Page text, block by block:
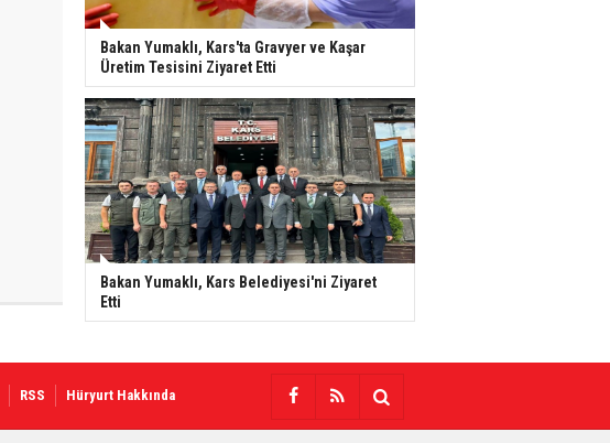
Bakan Yumaklı, Kars'ta Gravyer ve Kaşar
Üretim Tesisini Ziyaret Etti
Bakan Yumaklı, Kars Belediyesi'ni Ziyaret
Etti
RSS Hüryurt Hakkında